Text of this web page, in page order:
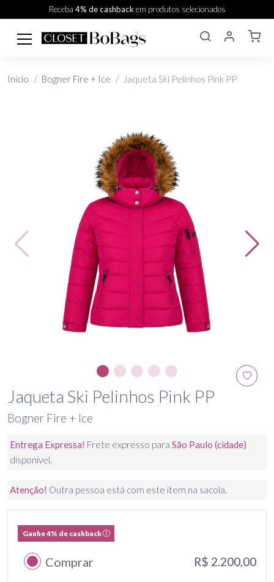
Receba 4% de cashbackem produtos selecionados
Início Bogner Fire + Ice Jaqueta Ski Pelinhos Pink PP
Jaqueta Ski Pelinhos Pink PP
Bogner Fire + Ice
Entrega Expressa! Frete expresso para São Paulo (cidade)
disponível.
Atenção! Outra pessoa está com este item na sacola.
Ganhe 4% de cashback
Comprar R$ 2.200,00